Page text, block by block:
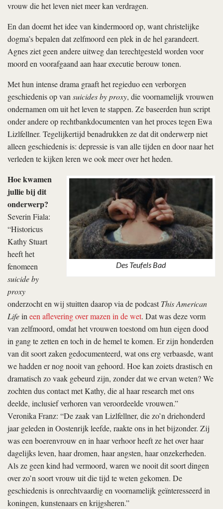
vrouw die het leven niet meer kan verdragen.
En dan doemt het idee van kindermoord op, want christelijke
dogma’s bepalen dat zelfmoord een plek in de hel garandeert.
Agnes ziet geen andere uitweg dan terechtgesteld worden voor
moord en voorafgaand aan haar executie berouw tonen.
Met hun intense drama graaft het regieduo een verborgen
geschiedenis op vansuicides by proxy, die voornamelijk vrouwen
ondernamen om uit het leven te stappen. Ze baseerden hun script
onder andere op rechtbankdocumenten van het proces tegen Ewa
Lizlfellner. Tegelijkertijd benadrukken ze dat dit onderwerp niet
alleen geschiedenis is: depressie is van alle tijden en door naar het
verleden te kijken leren we ook meer over het heden.
Des Teufels Bad
Hoe kwamen
jullie bij dit
onderwerp?
Severin Fiala:
“Historicus
Kathy Stuart
heeft het
fenomeen
suicide by
proxy
onderzocht en wij stuitten daarop via de podcastThis American
Lifeineen aflevering over mazen in de wet. Dat was deze vorm
van zelfmoord, omdat het vrouwen toestond om hun eigen dood
in gang te zetten en toch in de hemel te komen. Er zijn honderden
van dit soort zaken gedocumenteerd, wat ons erg verbaasde, want
we hadden er nog nooit van gehoord. Hoe kan zoiets drastisch en
dramatisch zo vaak gebeurd zijn, zonder dat we ervan weten? We
zochten dus contact met Kathy, die al haar research met ons
deelde, inclusief verhoren van veroordeelde vrouwen.”
Veronika Franz: “De zaak van Lizlfellner, die zo’n driehonderd
jaar geleden in Oostenrijk leefde, raakte ons in het bijzonder. Zij
was een boerenvrouw en in haar verhoor heeft ze het over haar
dagelijks leven, haar dromen, haar angsten, haar onzekerheden.
Als ze geen kind had vermoord, waren we nooit dit soort dingen
over zo’n soort vrouw uit die tijd te weten gekomen. De
geschiedenis is onrechtvaardig en voornamelijk geïnteresseerd in
koningen, kunstenaars en krijgsheren.”